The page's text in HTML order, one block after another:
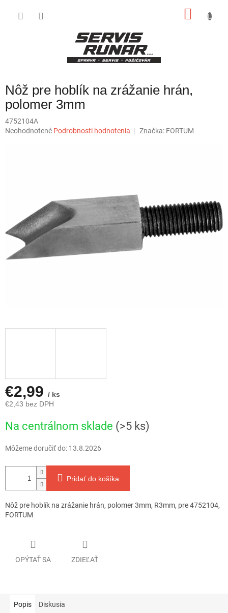
Nôž pre hoblík na zrážanie hrán,
polomer 3mm
4752104A
Priemerné
Neohodnotené Podrobnosti hodnotenia Značka: FORTUM
€2,99 / ks
€2,43 bez DPH
cena:
Na centrálnom sklade (>5 ks)
Môžeme doručiť do: 13.8.2026
Pridať do košíka
Nôž pre hoblík na zrážanie hrán, polomer 3mm, R3mm, pre 4752104,
FORTUM
OPÝTAŤ SA ZDIEĽAŤ
Popis Diskusia